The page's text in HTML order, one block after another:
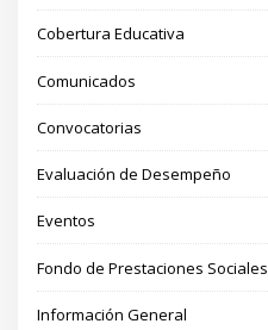
Cobertura Educativa
Comunicados
Convocatorias
Evaluación de Desempeño
Eventos
Fondo de Prestaciones Sociales
Información General